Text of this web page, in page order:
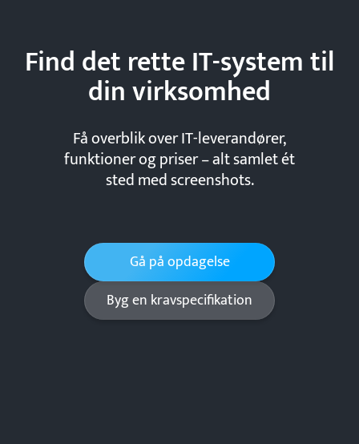
Find det rette IT-system til
dinvirksomhed
Få overblik over IT-leverandører,
funktioner og priser – alt samlet ét
sted med screenshots.
Gå på opdagelse
Byg en kravspecifikation